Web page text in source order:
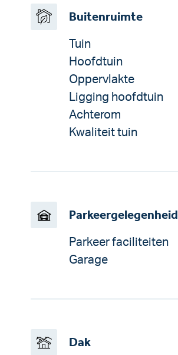
Buitenruimte
Tuin
Hoofdtuin
Oppervlakte
Ligging hoofdtuin
Achterom
Kwaliteit tuin
Parkeergelegenheid
Parkeer faciliteiten
Garage
Dak